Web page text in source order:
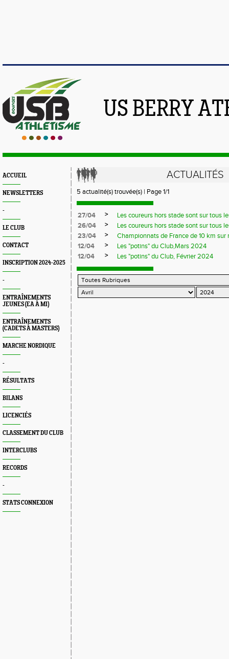
US BERRY
ACCUEIL
NEWSLETTERS
-
LE CLUB
CONTACT
INSCRIPTION 2024-2025
-
ENTRAÎNEMENTS
JEUNES (EA À MI)
ENTRAÎNEMENTS
(CADETS À MASTERS)
MARCHE NORDIQUE
-
RÉSULTATS
BILANS
LICENCIÉS
CLASSEMENT DU CLUB
INTERCLUBS
RECORDS
-
STATS CONNEXION
ACTUALITÉS
5 actualité(s) trouvée(s) | Page 1/1
27/04 >
Les coureurs hors stade sont sur tous
26/04
>
Les coureurs hors stade sont sur tous
23/04
>
Championnats de France de 10 km sur
12/04
>
Les "potins" du Club,Mars 2024
12/04
> Les "potins" du Club, Février 2024